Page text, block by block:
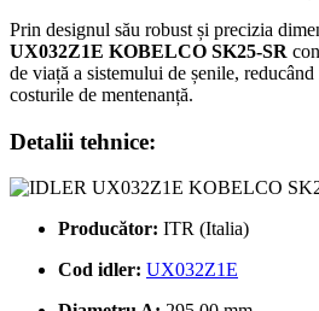
Prin designul său robust și precizia
UX032Z1E KOBELCO SK25-SR
de viață a sistemului de șenile,
costurile de mentenanță.
Detalii tehnice:
Producător: ITR (Italia)
Cod idler: UX032Z1E